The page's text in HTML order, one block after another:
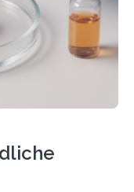
führt dazu, dass
Herzmuskel zu